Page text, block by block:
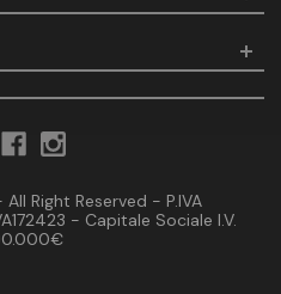
Right Reserved - P.IVA
- Capitale Sociale I.V.